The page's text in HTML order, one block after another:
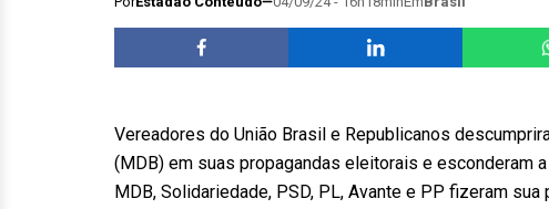
Vereadores do União Brasil e Republicanos
(MDB) em suas propagandas eleitorais e esconderam
MDB, Solidariedade, PSD, PL, Avante e PP fizeram